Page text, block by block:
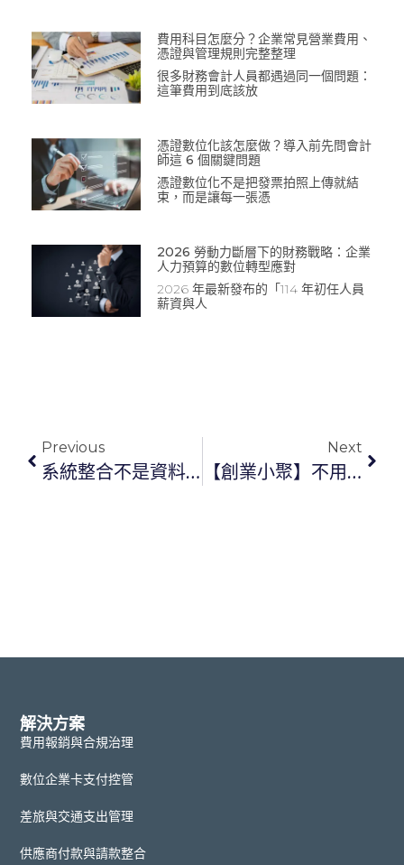
費用科目怎麼分？企業常見營業費用、
憑證與管理規則完整整理
很多財務會計人員都遇過同一個問題：
這筆費用到底該放
憑證數位化該怎麼做？導入前先問會計
師這 6 個關鍵問題
憑證數位化不是把發票拍照上傳就結
束，而是讓每一張憑
2026 勞動力斷層下的財務戰略：企業
人力預算的數位轉型應對
2026 年最新發布的「114 年初任人員
薪資與人
Previous
系統整合不是資料搬移：企業財務流程如何分工與串接？
Next
【創業小聚】不用代墊、不會超支，COMMEET 推虛擬信用卡服務，讓報帳不再麻煩
解決方案
費用報銷與合規治理
數位企業卡支付控管
差旅與交通支出管理
供應商付款與請款整合